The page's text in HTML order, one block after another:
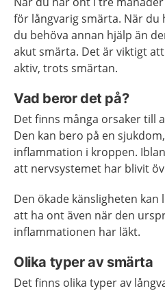
för långvarig smärta. När du
du behöva annan hjälp än
akut smärta. Det är viktigt
aktiv, trots smärtan.
Vad beror det på?
Det finns många orsaker till
Den kan bero på en
inflammation i kroppen.
att nervsystemet har blivit
Den ökade känsligheten
att ha ont även när den
inflammationen har läkt.
Olika typer av smärta
Det finns olika typer av